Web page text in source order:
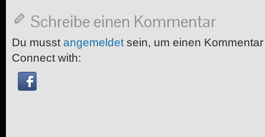
Schreibe einen Kommentar
Du musst angemeldet sein, um einen
Connect with: